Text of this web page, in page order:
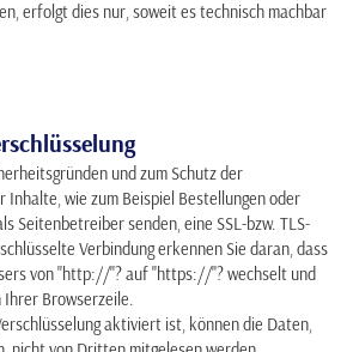
erfolgt dies nur, soweit es technisch machbar
und zum Schutz der
wie zum Beispiel Bestellungen oder
Seitenbetreiber senden, eine SSL-bzw. TLS-
Verbindung erkennen Sie daran, dass
von "http://"? auf "https://"? wechselt und
Ihrer Browserzeile.
aktiviert ist, können die Daten,